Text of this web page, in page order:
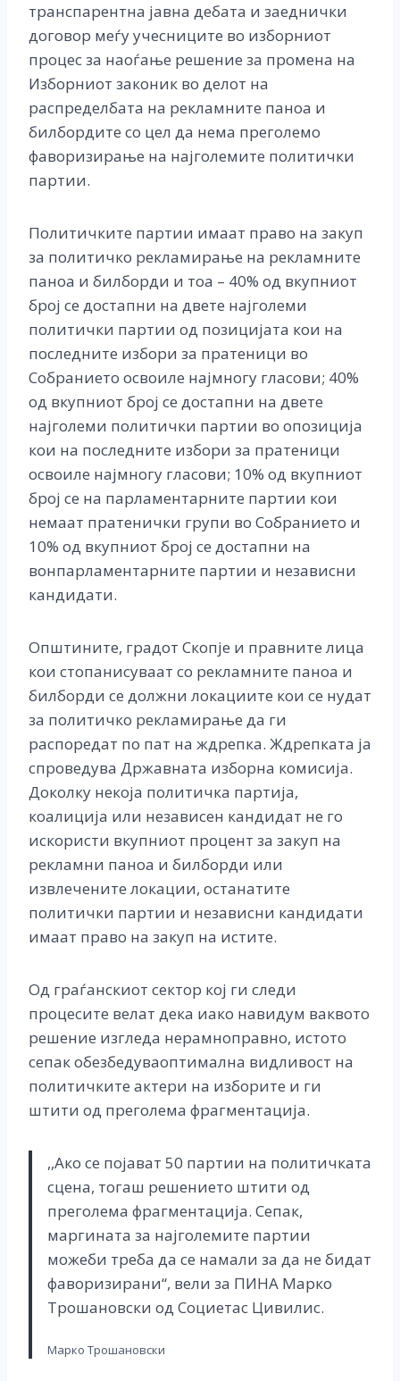
транспарентна јавна дебата и заеднички
договор меѓу учесниците во изборниот
процес за наоѓање решение за промена на
Изборниот законик во делот на
распределбата на рекламните паноа и
билбордите со цел да нема преголемо
фаворизирање на најголемите политички
партии.
Политичките партии имаат право на закуп
за политичко рекламирање на рекламните
паноа и билборди и тоа – 40% од вкупниот
број се достапни на двете најголеми
политички партии од позицијата кои на
последните избори за пратеници во
Собранието освоиле најмногу гласови; 40%
од вкупниот број се достапни на двете
најголеми политички партии во опозиција
кои на последните избори за пратеници
освоиле најмногу гласови; 10% од вкупниот
број се на парламентарните партии кои
немаат пратенички групи во Собранието и
10% од вкупниот број се достапни на
вонпарламентарните партии и независни
кандидати.
Општините, градот Скопје и правните лица
кои стопанисуваат со рекламните паноа и
билборди се должни локациите кои се нудат
за политичко рекламирање да ги
распоредат по пат на ждрепка. Ждрепката ја
спроведува Државната изборна комисија.
Доколку некоја политичка партија,
коалиција или независен кандидат не го
искористи вкупниот процент за закуп на
рекламни паноа и билборди или
извлечените локации, останатите
политички партии и независни кандидати
имаат право на закуп на истите.
Од граѓанскиот сектор кој ги следи
процесите велат дека иако навидум ваквото
решение изгледа нерамноправно, истото
сепак обезбедуваоптимална видливост на
политичките актери на изборите и ги
штити од преголема фрагментација.
,,Ако се појават 50 партии на политичката
сцена, тогаш решението штити од
преголема фрагментација. Сепак,
маргината за најголемите партии
можеби треба да се намали за да не бидат
фаворизирани“, вели за ПИНА Марко
Трошановски од Социетас Цивилис.
Марко Трошановски